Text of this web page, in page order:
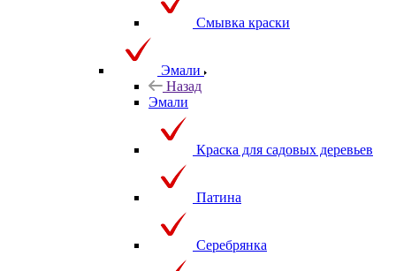
Смывка краски
Эмали
Назад
Эмали
Краска для садовых деревьев
Патина
Серебрянка